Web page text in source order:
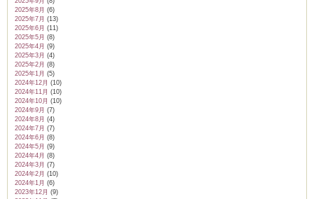
2025年8月 (6)
2025年7月 (13)
2025年6月 (11)
2025年5月 (8)
2025年4月 (9)
2025年3月 (4)
2025年2月 (8)
2025年1月 (5)
2024年12月 (10)
2024年11月 (10)
2024年10月 (10)
2024年9月 (7)
2024年8月 (4)
2024年7月 (7)
2024年6月 (8)
2024年5月 (9)
2024年4月 (8)
2024年3月 (7)
2024年2月 (10)
2024年1月 (6)
2023年12月 (9)